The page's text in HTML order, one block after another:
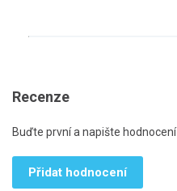
Recenze
Buďte první a napište hodnocení
Přidat hodnocení